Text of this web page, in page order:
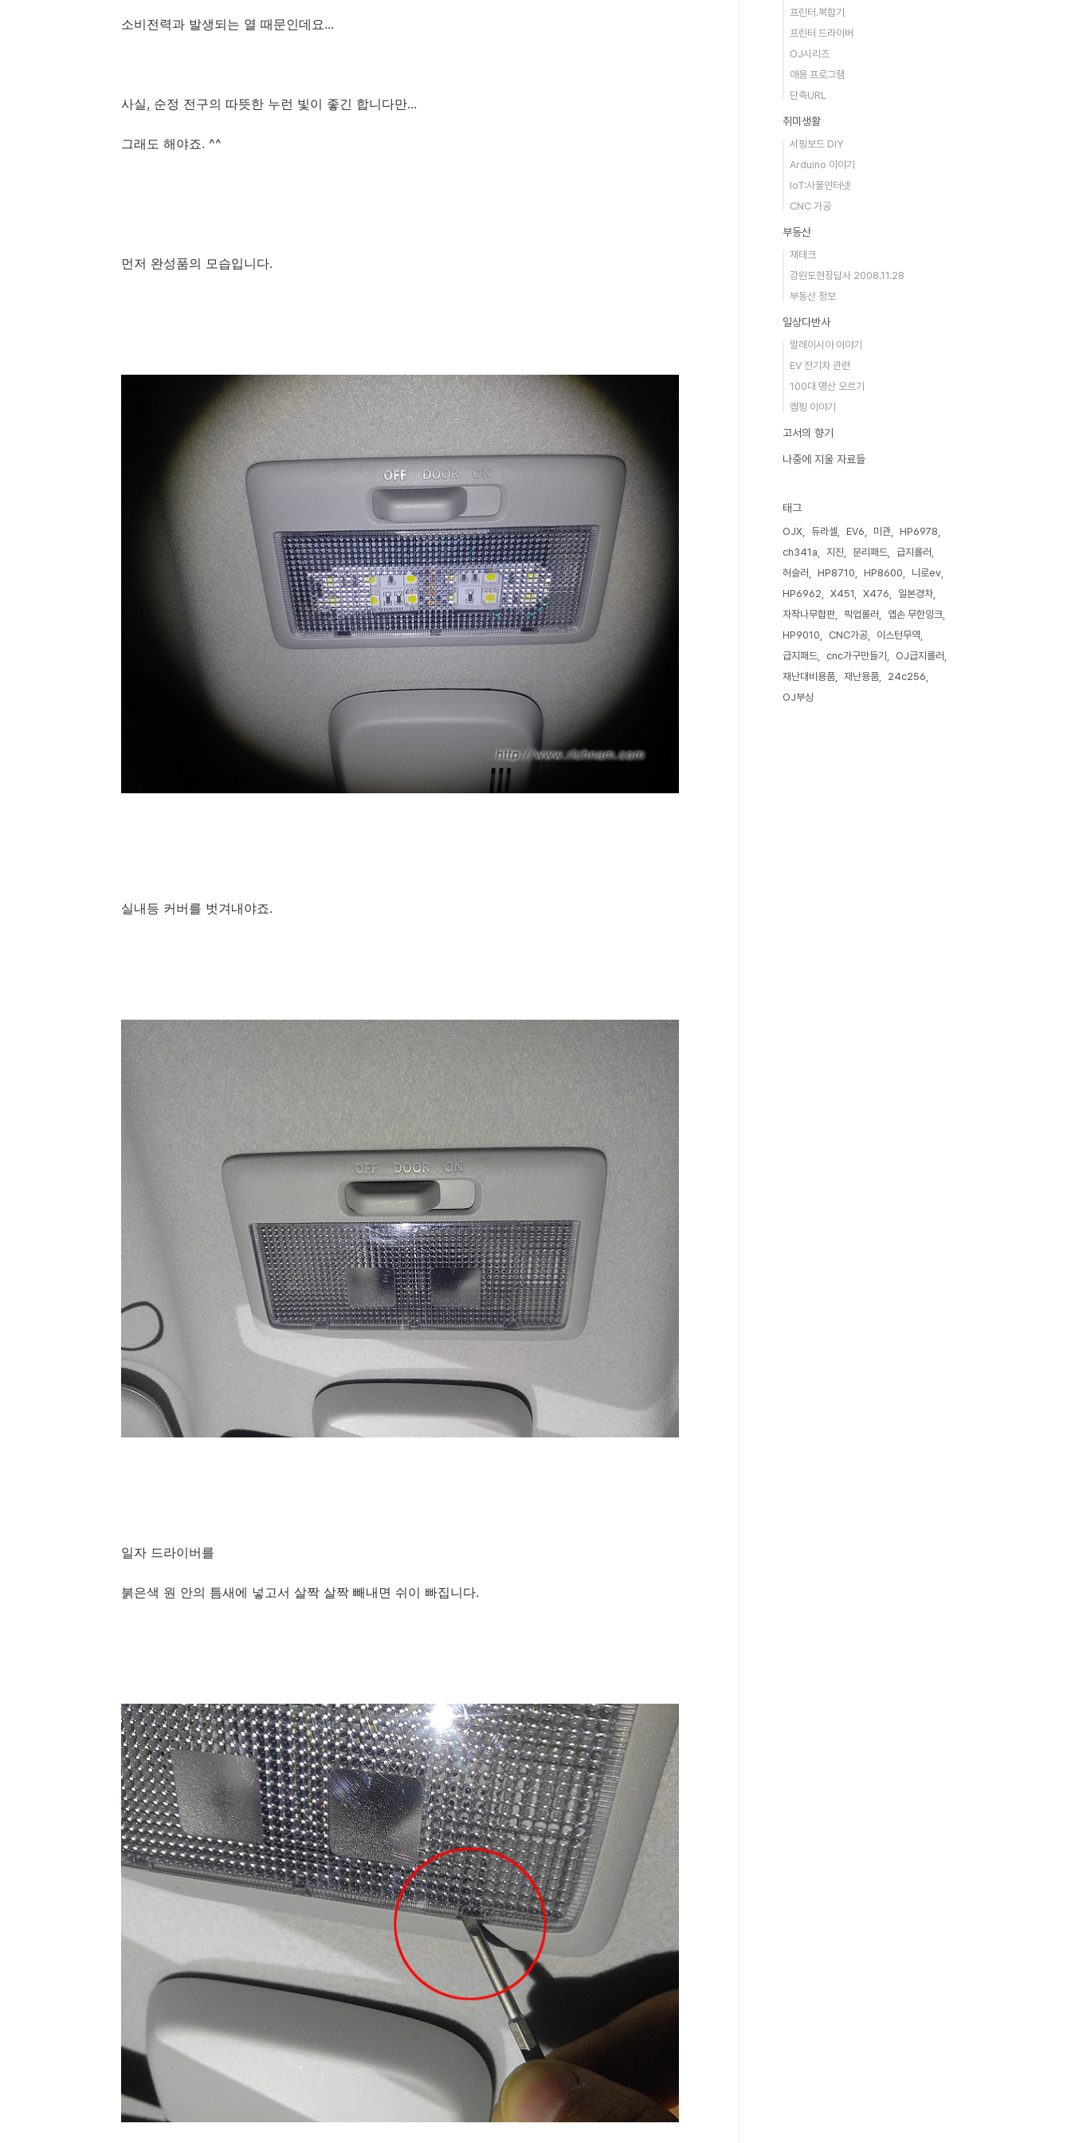
소비전력과 발생되는 열 때문인데요...
사실, 순정 전구의 따뜻한 누런 빛이 좋긴 합니다만...
그래도 해야죠. ^^
먼저 완성품의 모습입니다.
실내등 커버를 벗겨내야죠.
일자 드라이버를
붉은색 원 안의 틈새에 넣고서 살짝 살짝 빼내면 쉬이 빠집니다.
프린터.복합기
프린터 드라이버
OJ시리즈
애용 프로그램
단축URL
취미생활
서핑보드 DIY
Arduino 이야기
IoT:사물인터넷
CNC 가공
부동산
재테크
강원도현장답사 2008.11.28
부동산 정보
일상다반사
말레이시아 이야기
EV 전기차 관련
100대 명산 오르기
캠핑 이야기
고서의 향기
나중에 지울 자료들
태그
OJX 듀라셀 EV6 미관
HP6978
ch341a
지진 분리패드
급지롤러
허슬러
HP8710 HP8600
니로ev
HP6962
X451 X476
일본경차
자작나무합판
픽업롤러
엡손 무한잉크
HP9010
CNC가공
이스턴무역
급지패드
cnc가구만들기
OJ급지롤러
재난대비용품
재난용품
24c256
OJ부싱